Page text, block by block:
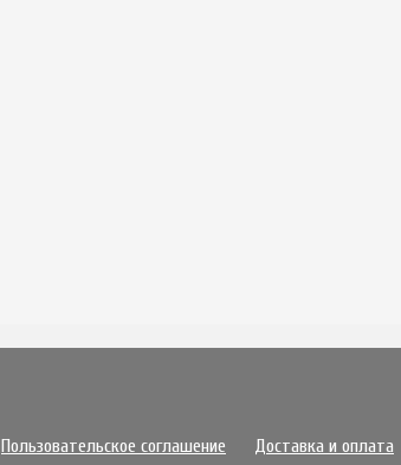
Пользовательское соглашение Доставка и оплата